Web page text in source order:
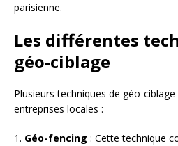
parisienne.
Les différentes
géo-ciblage
Plusieurs techniques de géo-
entreprises locales :
1. Géo-fencing : Cette technique